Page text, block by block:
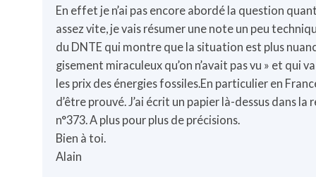
En effet je n’ai pas encore abordé la question
assez vite, je vais résumer une note un peu
du DNTE qui montre que la situation est plus
gisement miraculeux qu’on n’avait pas vu » et qui
les prix des énergies fossiles.En particulier en
d’être prouvé. J’ai écrit un papier là-dessus dans la
n°373. A plus pour plus de précisions.
Bien à toi.
Alain